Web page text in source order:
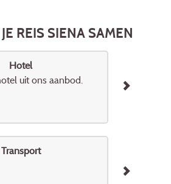
REIS SIENA SAMEN
Hotel
uit ons aanbod.
Transport